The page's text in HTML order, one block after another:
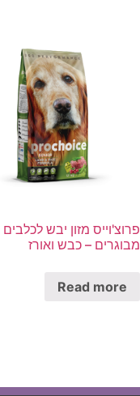
פרוצ'וייס מזון יבש לכלבים
מבוגרים – כבש ואורז
Read more